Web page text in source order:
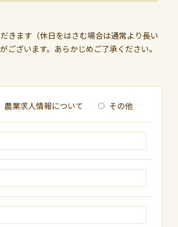
きます（休日をはさむ場合は通常より長い
ざいます。あらかじめご了承ください。
農業求人情報について その他